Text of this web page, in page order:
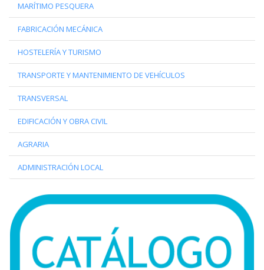
MARÍTIMO PESQUERA
FABRICACIÓN MECÁNICA
HOSTELERÍA Y TURISMO
TRANSPORTE Y MANTENIMIENTO DE VEHÍCULOS
TRANSVERSAL
EDIFICACIÓN Y OBRA CIVIL
AGRARIA
ADMINISTRACIÓN LOCAL